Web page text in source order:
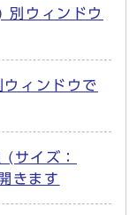
ウィンドウ
ィンドウで
(サイズ：
きます